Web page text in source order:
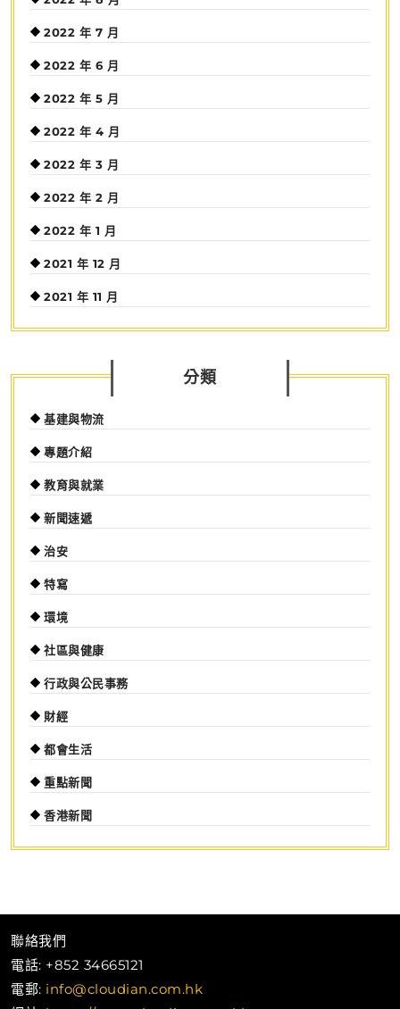
2022 年 7 月
2022 年 6 月
2022 年 5 月
2022 年 4 月
2022 年 3 月
2022 年 2 月
2022 年 1 月
2021 年 12 月
2021 年 11 月
分類
基建與物流
專題介紹
教育與就業
新聞速遞
治安
特寫
環境
社區與健康
行政與公民事務
財經
都會生活
重點新聞
香港新聞
聯絡我們
電話: +852 34665121
電郵: info@cloudian.com.hk